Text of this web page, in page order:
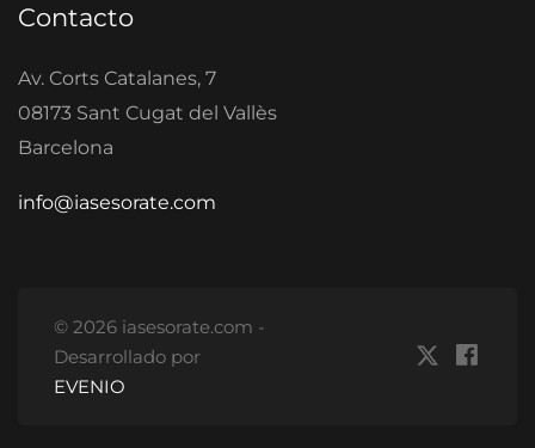
Contacto
Av. Corts Catalanes, 7
08173 Sant Cugat del Vallès
Barcelona
info@iasesorate.com
© 2026 iasesorate.com -
Desarrollado por
EVENIO